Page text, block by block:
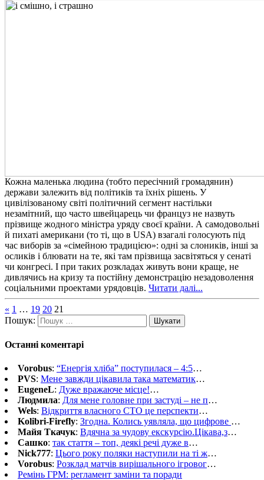
Кожна маленька людина (тобто пересічний громадянин)
держави залежить від політиків та їхніх рішень. У
цивілізованому світі політичний сегмент настільки
незамітний, що часто швейцарець чи француз не назвуть
прізвище жодного міністра уряду своєї країни. А самодовольні
й пихаті американи (то ті, що в USA) взагалі голосують під
час виборів за «сімейною традицією»: одні за слоників, інші за
осликів і блювати на те, які там прізвища засвітяться у сенаті
чи конгресі. І при таких розкладах живуть вони краще, не
дивлячись на кризу та постійну демонстрацію незадоволення
соціальними проектами урядовців. Читати далі...
« 1 … 19 20 21
Пошук:
Останні коментарі
Vorobus: “Енергія хліба” поступилася – 4:5…
PVS: Мене завжди цікавила така математик…
EugeneL: Дуже вражаюче місце!…
Людмила: Для мене головне при застуді – не п…
Wels: Відкриття власного СТО це перспекти…
Kolibri-Firefly: Згодна. Колись уявляла, що цифрове …
Майя Ткачук: Вдячна за чудову екскурсію.Цікава,з…
Сашко: так стаття – топ, деякі речі дуже в…
Nick777: Цього року поляки наступили на ті ж…
Vorobus: Розклад матчів вирішального ігровог…
Ремінь ГРМ: регламент заміни та поради